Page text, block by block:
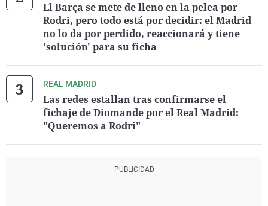
El Barça se mete de lleno en la pelea por
Rodri, pero todo está por decidir: el Madrid
no lo da por perdido, reaccionará y tiene
'solución' para su ficha
REAL MADRID
Las redes estallan tras confirmarse el
fichaje de Diomande por el Real Madrid:
"Queremos a Rodri"